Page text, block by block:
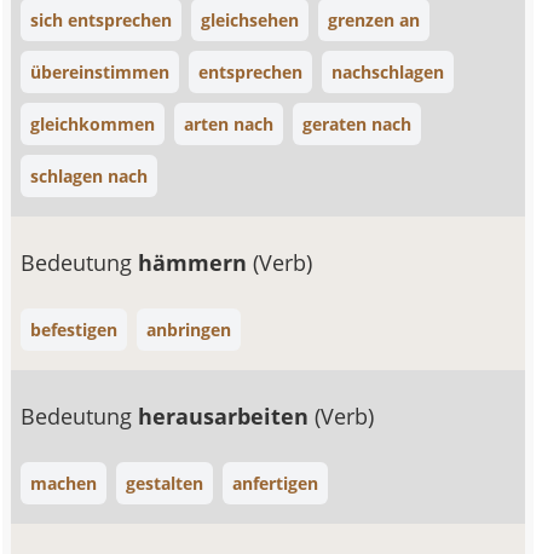
sich entsprechen gleichsehen grenzen an
übereinstimmen entsprechen nachschlagen
gleichkommen arten nach geraten nach
schlagen nach
Bedeutung hämmern(Verb)
befestigen anbringen
Bedeutung herausarbeiten(Verb)
machen gestalten anfertigen